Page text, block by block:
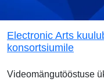
Electronic Arts
konsortsiumile
Videomängutööstuse